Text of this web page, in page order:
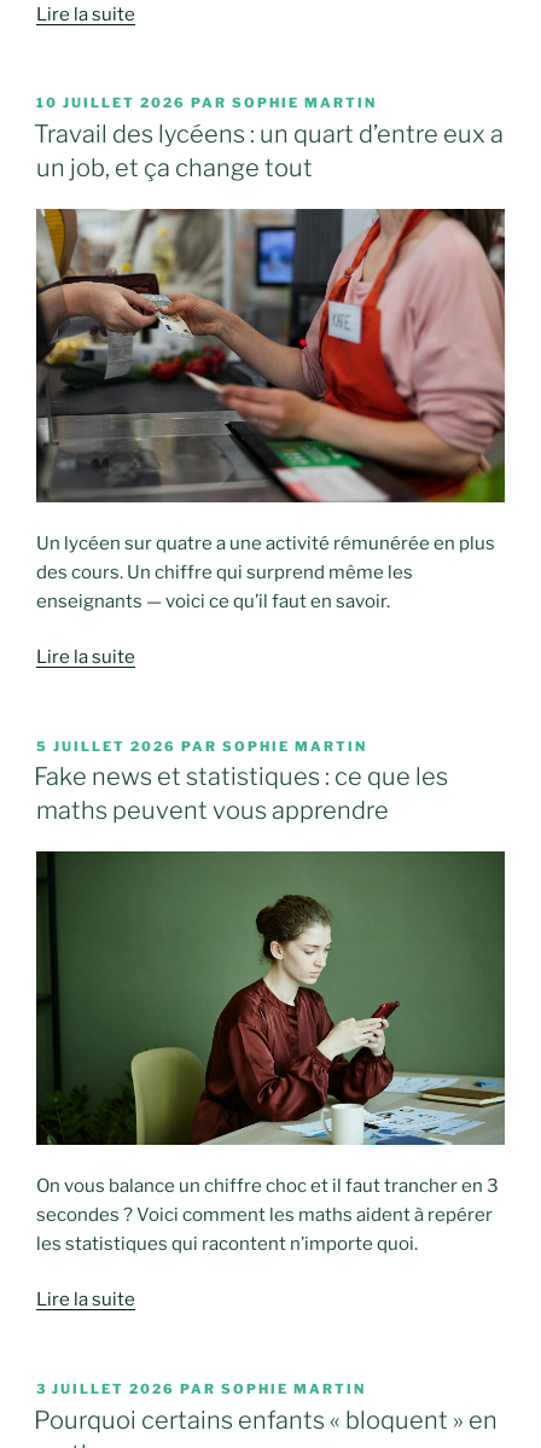
Lire la suite
PUBLIÉ
LE
10 JUILLET 2026 PAR SOPHIE MARTIN
Travail des lycéens : un quart d’entre eux a
un job, et ça change tout
Un lycéen sur quatre a une activité rémunérée en plus
des cours. Un chiffre qui surprend même les
enseignants — voici ce qu’il faut en savoir.
Lire la suite
PUBLIÉ
LE
5 JUILLET 2026 PAR SOPHIE MARTIN
Fake news et statistiques : ce que les
maths peuvent vous apprendre
On vous balance un chiffre choc et il faut trancher en 3
secondes ? Voici comment les maths aident à repérer
les statistiques qui racontent n’importe quoi.
Lire la suite
PUBLIÉ
LE
3 JUILLET 2026 PAR SOPHIE MARTIN
Pourquoi certains enfants « bloquent » en